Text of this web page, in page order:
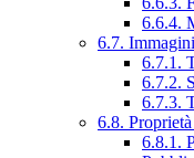
6.6.4.
6.7.
6.7.1.
6.7.2.
6.7.3.
6.8.
6.8.1.